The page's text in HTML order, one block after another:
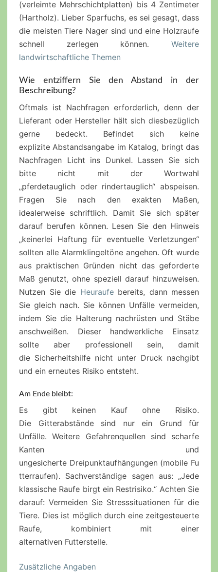
(verleimte Mehrschichtplatten) bis 4 Zentimeter
(Hartholz). Lieber Sparfuchs, es sei gesagt, dass
die meisten Tiere Nager sind und eine Holzraufe
schnell zerlegen können. Weitere
landwirtschaftliche Themen
Wie entziffern Sie den Abstand in der
Beschreibung?
Oftmals ist Nachfragen erforderlich, denn der
Lieferant oder Hersteller hält sich diesbezüglich
gerne bedeckt. Befindet sich keine
explizite Abstandsangabe im Katalog, bringt das
Nachfragen Licht ins Dunkel. Lassen Sie sich
bitte nicht mit der Wortwahl
„pferdetauglich oder rindertauglich“ abspeisen.
Fragen Sie nach den exakten Maßen,
idealerweise schriftlich. Damit Sie sich später
darauf berufen können. Lesen Sie den Hinweis
„keinerlei Haftung für eventuelle Verletzungen“
sollten alle Alarmklingeltöne angehen. Oft wurde
aus praktischen Gründen nicht das geforderte
Maß genutzt, ohne speziell darauf hinzuweisen.
Nutzen Sie die Heuraufebereits, dann messen
Sie gleich nach. Sie können Unfälle vermeiden,
indem Sie die Halterung nachrüsten und Stäbe
anschweißen. Dieser handwerkliche Einsatz
sollte aber professionell sein, damit
die Sicherheitshilfe nicht unter Druck nachgibt
und ein erneutes Risiko entsteht.
Am Ende bleibt:
Es gibt keinen Kauf ohne Risiko.
Die Gitterabständesind nur ein Grund für
Unfälle. Weitere Gefahrenquellen sind scharfe
Kanten und
ungesicherte Dreipunktaufhängungen (mobile Fu
tterraufen). Sachverständige sagen aus: „Jede
klassische Raufe birgt ein Restrisiko.“ Achten Sie
darauf: Vermeiden Sie Stresssituationen für die
Tiere. Dies ist möglich durch eine zeitgesteuerte
Raufe, kombiniert mit einer
alternativen Futterstelle.
Zusätzliche Angaben